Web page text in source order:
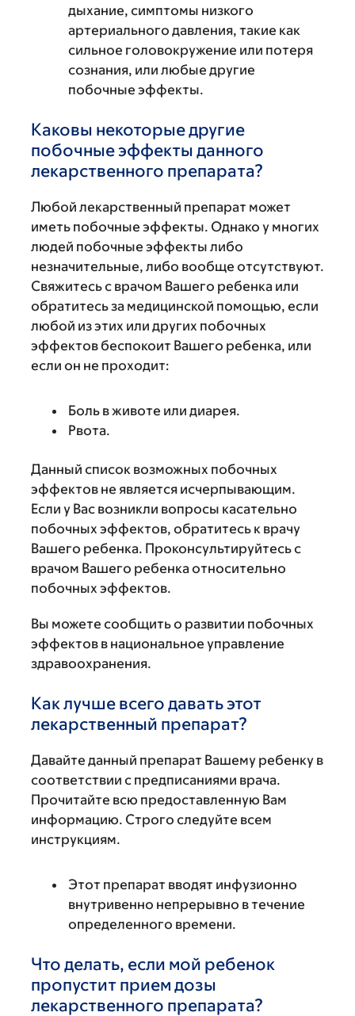
дыхание, симптомы низкого
артериального давления, такие как
сильное головокружение или потеря
сознания, или любые другие
побочные эффекты.
Каковы некоторые другие
побочные эффекты данного
лекарственного препарата?
Любой лекарственный препарат может
иметь побочные эффекты. Однако у многих
людей побочные эффекты либо
незначительные, либо вообще отсутствуют.
Свяжитесь с врачом Вашего ребенка или
обратитесь за медицинской помощью, если
любой из этих или других побочных
эффектов беспокоит Вашего ребенка, или
если он не проходит:
Боль в животе или диарея.
Рвота.
Данный список возможных побочных
эффектов не является исчерпывающим.
Если у Вас возникли вопросы касательно
побочных эффектов, обратитесь к врачу
Вашего ребенка. Проконсультируйтесь с
врачом Вашего ребенка относительно
побочных эффектов.
Вы можете сообщить о развитии побочных
эффектов в национальное управление
здравоохранения.
Как лучше всего давать этот
лекарственный препарат?
Давайте данный препарат Вашему ребенку в
соответствии с предписаниями врача.
Прочитайте всю предоставленную Вам
информацию. Строго следуйте всем
инструкциям.
Этот препарат вводят инфузионно
внутривенно непрерывно в течение
определенного времени.
Что делать, если мой ребенок
пропустит прием дозы
лекарственного препарата?